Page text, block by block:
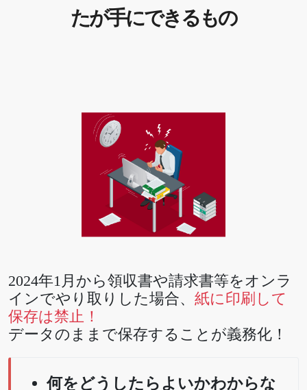
たが手にできるもの
2024年1月から領収書や請求書等をオンラ
インでやり取りした場合、 紙に印刷して
保存は禁止！
データのままで保存することが義務化！
何をどうしたらよいかわからな